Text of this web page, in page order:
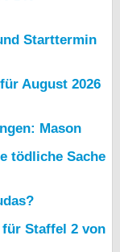
Starttermin
August 2026
Mason
tödliche Sache
Staffel 2 von